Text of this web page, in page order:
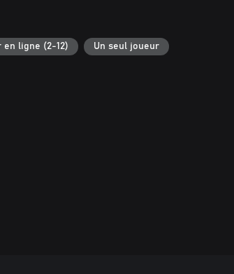
ligne (2-12) Un seul joueur